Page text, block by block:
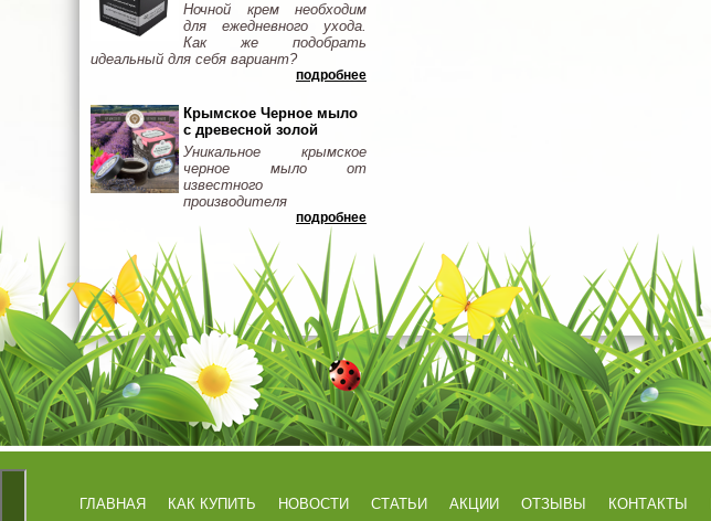
Ночной крем необходим
для ежедневного ухода.
Как же подобрать
идеальный для себя вариант?
подробнее
Крымское Черное мыло
с древесной золой
Уникальное крымское
черное мыло от
известного
производителя
подробнее
ГЛАВНАЯ КАК КУПИТЬ НОВОСТИ СТАТЬИ АКЦИИ ОТЗЫВЫ КОНТАКТЫ